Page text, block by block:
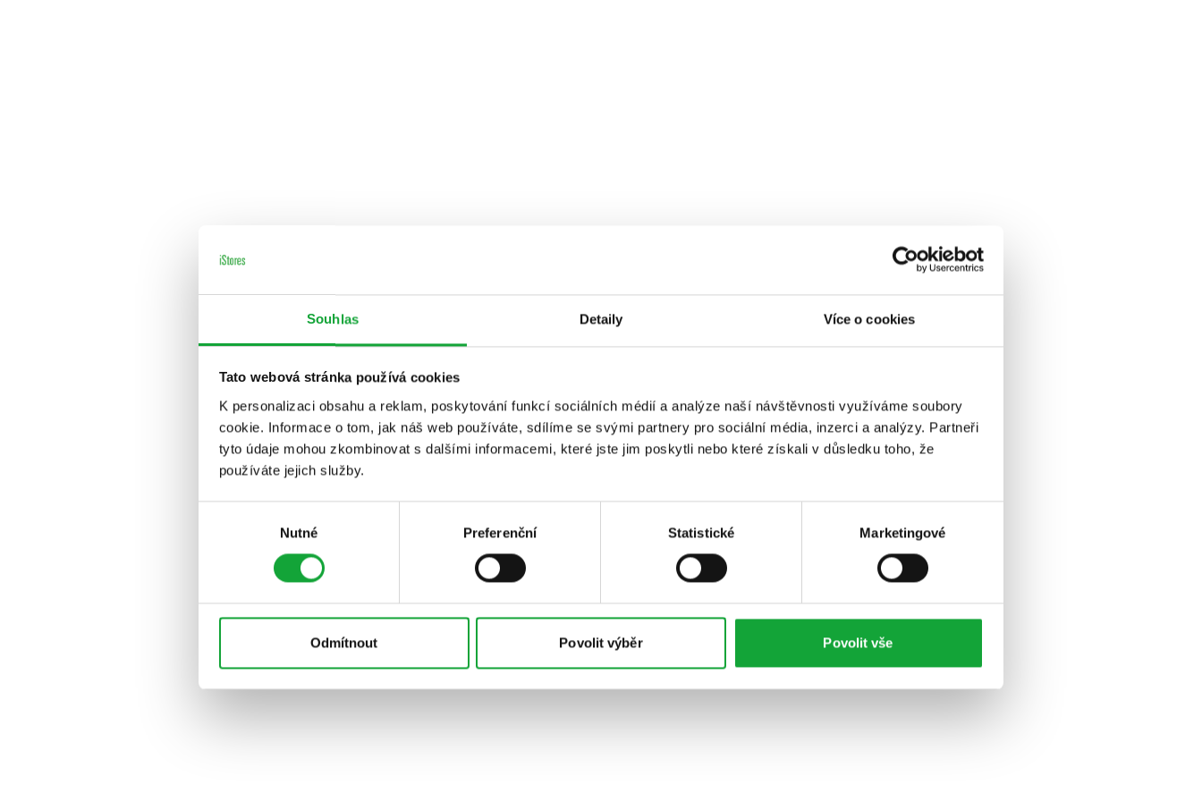
Souhlas Detaily Více o cookies
Tato webová stránka používá cookies
K personalizaci obsahu a reklam, poskytování funkcí sociálních médií a analýze naší návštěvnosti využíváme soubory
cookie. Informace o tom, jak náš web používáte, sdílíme se svými partnery pro sociální média, inzerci a analýzy. Partneři
tyto údaje mohou zkombinovat s dalšími informacemi, které jste jim poskytli nebo které získali v důsledku toho, že
používáte jejich služby.
Nutné Preferenční Statistické Marketingové
Odmítnout Povolit výběr Povolit vše